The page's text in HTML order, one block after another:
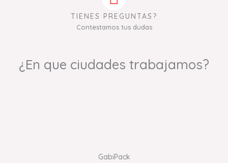
TIENES PREGUNTAS?
Contestamos tus dudas
¿En que ciudades trabajamos?
GabiPack